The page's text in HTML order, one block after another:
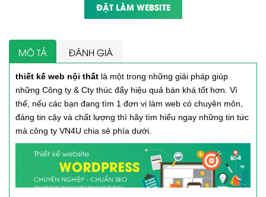
ĐẶT LÀM WEBSITE
MÔ TẢ ĐÁNH GIÁ
thiết kế web nội thất là một trong những giải pháp giúp
những Công ty & Cty thúc đẩy hiệu quả bán khá tốt hơn. Vì
thế, nếu các bạn đang tìm 1 đơn vị làm web có chuyên môn,
đáng tin cậy và chất lượng thì hãy tìm hiểu ngay những tin tức
mà công ty VN4U chia sẻ phía dưới.